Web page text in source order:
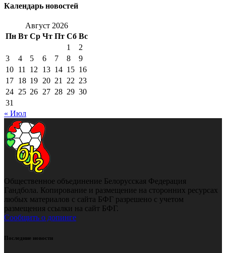
Календарь новостей
Август 2026
Пн Вт Ср Чт Пт Сб Вс
1
2
3
4 5 6 7 8
9
10 11 12 13 14 15 16
17 18 19 20 21 22 23
24 25 26 27 28 29 30
31
« Июл
Общественное объединение Белорусская Федерация
Гандбола. Копирование и размещение на сторонних ресурсах
любых материалов с сайта БФГ разрешено с учетом
размещения ссылки на сайт БФГ.
Сообщить о допинге
Последние новости